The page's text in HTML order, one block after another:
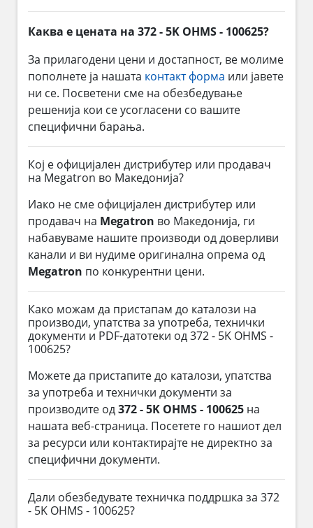
Каква е цената на 372 - 5K OHMS - 100625?
За прилагодени цени и достапност, ве молиме
пополнете ја нашата контакт форма или јавете
ни се. Посветени сме на обезбедување
решенија кои се усогласени со вашите
специфични барања.
Кој е официјален дистрибутер или продавач
на Megatron во Македонија?
Иако не сме официјален дистрибутер или
продавач на Megatron во Македонија, ги
набавуваме нашите производи од доверливи
канали и ви нудиме оригинална опрема од
Megatron по конкурентни цени.
Како можам да пристапам до каталози на
производи, упатства за употреба, технички
документи и PDF-датотеки од 372 - 5K OHMS -
100625?
Можете да пристапите до каталози, упатства
за употреба и технички документи за
производите од372 - 5K OHMS - 100625 на
нашата веб-страница. Посетете го нашиот дел
за ресурси или контактирајте не директно за
специфични документи.
Дали обезбедувате техничка поддршка за 372
- 5K OHMS - 100625?